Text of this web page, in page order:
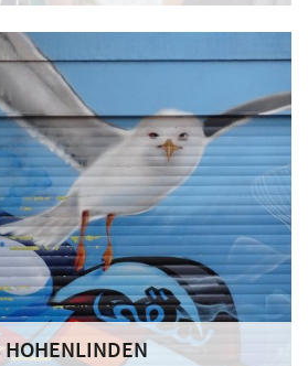
sich am individuellen Bedarf und
Erziehung nach Maßgabe
HOHENLINDEN